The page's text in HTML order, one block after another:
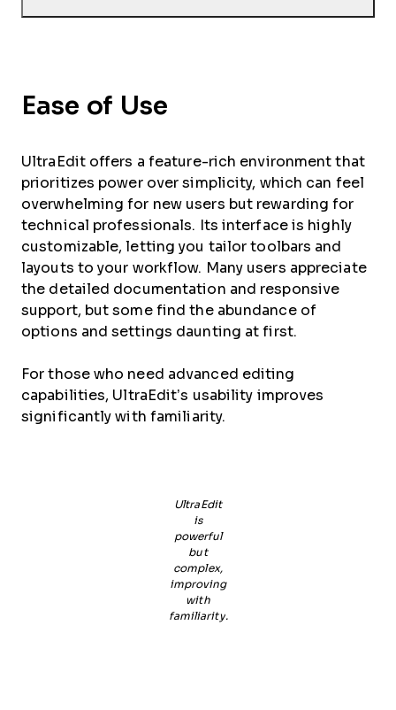
Ease of Use
UltraEdit offers a feature-rich environment that
prioritizes power over simplicity, which can feel
overwhelming for new users but rewarding for
technical professionals. Its interface is highly
customizable, letting you tailor toolbars and
layouts to your workflow. Many users appreciate
the detailed documentation and responsive
support, but some find the abundance of
options and settings daunting at first.
For those who need advanced editing
capabilities, UltraEdit’s usability improves
significantly with familiarity.
UltraEdit
is
powerful
but
complex,
improving
with
familiarity.